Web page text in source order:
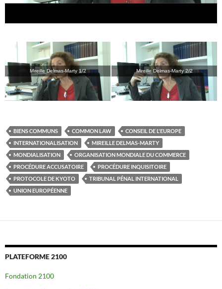
Mireille Delmas-Marty 1/2 Mireille Delmas-Marty 2/2
BIENS COMMUNS COMMON LAW
CONSEIL DE L'EUROPE
INTERNATIONALISATION
MIREILLE DELMAS-MARTY
MONDIALISATION
ORGANISATION MONDIALE DU COMMERCE
PROCÉDURE ACCUSATOIRE
PROCÉDURE INQUISITOIRE
PROTOCOLE DE KYOTO
TRIBUNAL PÉNAL INTERNATIONAL
UNION EUROPÉENNE
PLATEFORME 2100
Fondation 2100